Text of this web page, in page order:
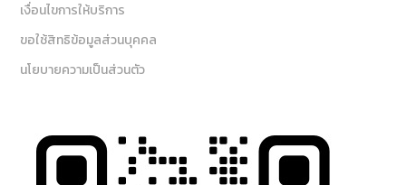
เงื่อนไขการให้บริการ
ขอใช้สิทธิข้อมูลส่วนบุคคล
นโยบายความเป็นส่วนตัว